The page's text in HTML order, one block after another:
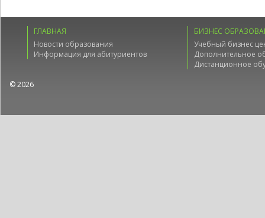
ГЛАВНАЯ
Новости образования
Информация для абитуриентов
БИЗНЕС
Учебный бизнес
Дополнительное
Дистанционное
© 2026